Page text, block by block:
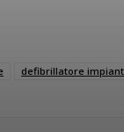
defibrillatore